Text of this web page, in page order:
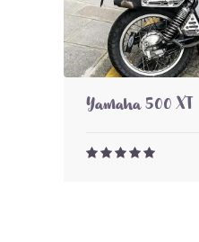
Yamaha 500 XT